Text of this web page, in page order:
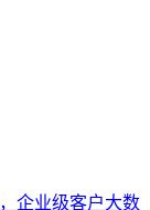
企业级客户大数